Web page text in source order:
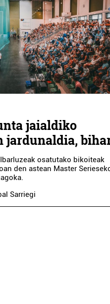
jaialdiko
jardunaldia,
osatutako bikoiteak
den astean Master
Sarriegi
Errenteria-